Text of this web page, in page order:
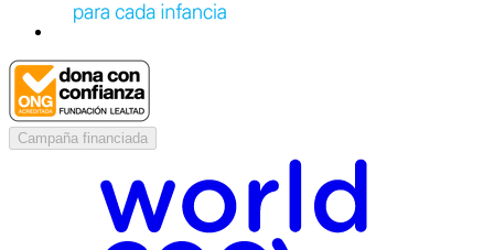
Campaña financiada